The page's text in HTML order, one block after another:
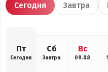
Сегодня Завтра
Пт
Сегодня
Сб
Завтра
Вс
09.08